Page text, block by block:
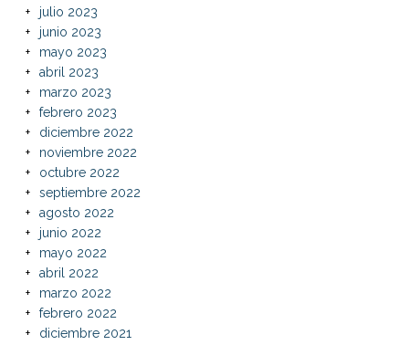
julio 2023
junio 2023
mayo 2023
abril 2023
marzo 2023
febrero 2023
diciembre 2022
noviembre 2022
octubre 2022
septiembre 2022
agosto 2022
junio 2022
mayo 2022
abril 2022
marzo 2022
febrero 2022
diciembre 2021